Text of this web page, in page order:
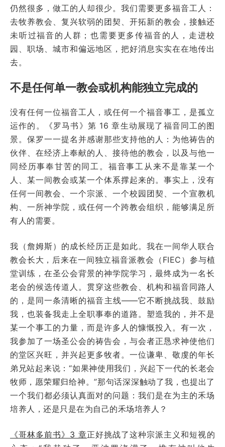
仍然很多，做工的人却很少。我们需要更多福音工人：
去牧养教会、复兴软弱的团契、开拓新的教会，接触还
未听过福音的人群；也需要更多传福音的人，走进校
园、职场、城市和偏远地区，把好消息实实在在地传出
去。
不是任何单一教会或机构能独立完成的
没有任何一位福音工人，或任何一个福音事工，是孤立
运作的。《罗马书》第 16 章生动展现了福音同工的图
景。保罗一一提名并感谢那些支持他的人：为他祷告的
伙伴、在经济上奉献的人、接待他的教会，以及与他一
同经历事奉甘苦的同工。福音事工从来不是靠某一个
人、某一间教会或某一个体系撑起来的。事实上，没有
任何一间教会、一个宗派、一个校园团契、一个宣教机
构、一所神学院，或任何一个跨教会组织，能够满足所
有人的需要。
我（詹姆斯）的成长经历正是如此。我在一间华人联合
教会长大，后来在一间独立福音派教会（FIEC）参与植
堂训练，在圣公会背景的神学院学习，最终成为一名长
老会的候选传道人。贯穿这些教会、机构和福音同路人
的，是同一条清晰的福音主线——它不断挑战我、鼓励
我，也装备我走上全职事奉的道路。塑造我的，并不是
某一个事工的力量，而是许多人的慷慨投入。有一次，
我参加了一场圣公会的祷告会，与会者正恳求神使他们
的堂区兴旺，并兴起更多牧者。一位谦卑、敬虔的年长
弟兄站起来说：“如果神使用我们，兴起下一代的长老会
牧师，愿荣耀归给神。”那句话深深触动了我，也提出了
一个我们都必须认真面对的问题：我们是在为主的禾场
培养人，还是只是在为自己的禾场培养人？
《哥林多前书》3 章正好挑战了这种宗派主义和短视的